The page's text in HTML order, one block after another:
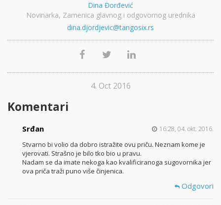
Dina Đorđević
Novinarka, Zamenica glavnog i odgovornog urednika
dina.djordjevic@tangosix.rs
4. Oct 2016
Komentari
Srđan 16:28, 04. okt. 2016.
Stvarno bi volio da dobro istražite ovu priču. Neznam kome je
vjerovati. Strašno je bilo tko bio u pravu.
Nadam se da imate nekoga kao kvalificiranoga sugovornika jer
ova priča traži puno više činjenica.
Odgovori